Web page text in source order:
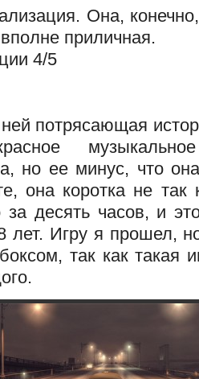
Она,
приличная.
4/5
потрясающая
но ее минус, что
она коротка не
десять часов, и
лет. Игру я прошел,
так как такая